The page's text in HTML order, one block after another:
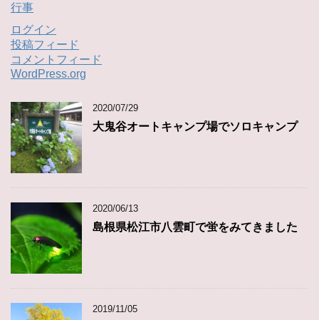
行事
ログイン
投稿フィード
コメントフィード
WordPress.org
2020/07/29
大鬼谷オートキャンプ場でソロキャンプ
2020/06/13
島根県松江市八雲町で蛍をみてきました
2019/11/05